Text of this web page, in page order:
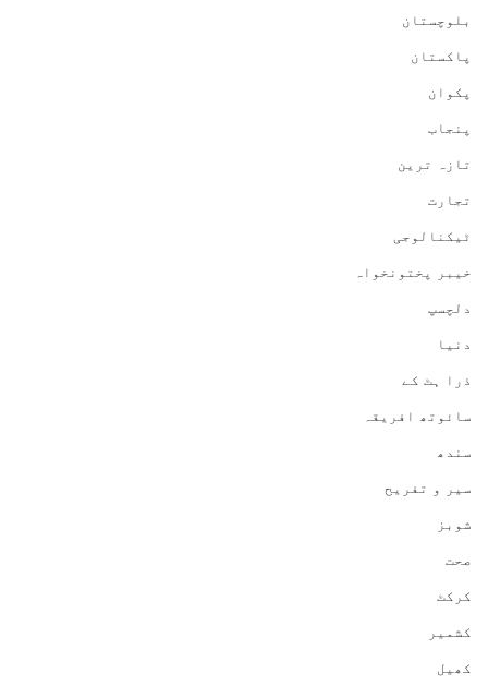
بلوچستان
پاکستان
پکوان
پنجاب
تازہ ترین
تجارت
ٹیکنالوجی
خیبر پختونخواہ
دلچسپ
دنیا
ذرا ہٹ کے
سائوتھ افریقہ
سندھ
سیر و تفریح
شوبز
صحت
کرکٹ
کشمیر
کھیل